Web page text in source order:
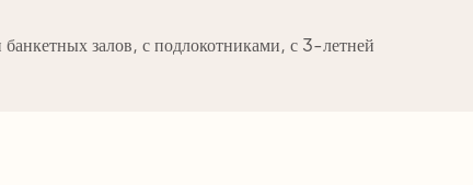
залов, с подлокотниками, с 3-летней